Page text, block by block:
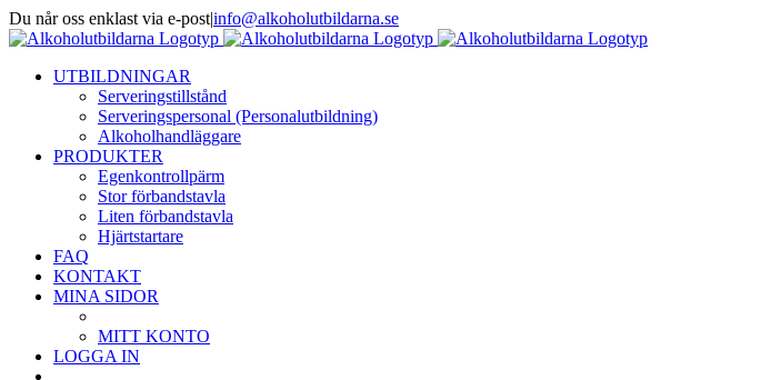
Fortsätt
till
Du når oss enklast via e-post|info@alkoholutbildarna.se
Facebook
X
UTBILDNINGAR
Serveringstillstånd
Serveringspersonal (Personalutbildning)
Alkoholhandläggare
PRODUKTER
Egenkontrollpärm
Stor förbandstavla
Liten förbandstavla
Hjärtstartare
FAQ
KONTAKT
MINA SIDOR
MITT KONTO
LOGGA IN